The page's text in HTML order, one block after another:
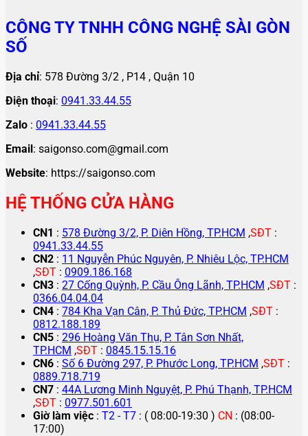
CÔNG TY TNHH CÔNG NGHỆ SÀI GÒN
SỐ
Địa chỉ: 578 Đường 3/2 , P14 , Quận 10
Điện thoại: 0941.33.44.55
Zalo : 0941.33.44.55
Email: saigonso.com@gmail.com
Website: https://saigonso.com
HỆ THỐNG CỬA HÀNG
CN1 : 578 Đường 3/2, P. Diên Hồng, TP.HCM ,SĐT :
0941.33.44.55
CN2 : 11 Nguyễn Phúc Nguyên, P. Nhiêu Lộc, TP.HCM
,SĐT : 0909.186.168
CN3 : 27 Cống Quỳnh, P. Cầu Ông Lãnh, TP.HCM ,SĐT :
0366.04.04.04
CN4 : 784 Kha Vạn Cân, P. Thủ Đức, TP.HCM ,SĐT :
0812.188.189
CN5 : 296 Hoàng Văn Thụ, P. Tân Sơn Nhất,
TP.HCM ,SĐT : 0845.15.15.16
CN6 : Số 6 Đường 297, P. Phước Long, TP.HCM ,SĐT :
0889.718.719
CN7 : 44A Lương Minh Nguyệt, P. Phú Thạnh, TP.HCM
,SĐT : 0977.501.601
Giờ làm việc : T2 - T7 : ( 08:00-19:30 ) CN : (08:00-
17:00)